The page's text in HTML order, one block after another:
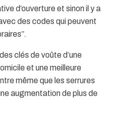
d’ouverture et sinon il y a
des codes qui peuvent
clés de voûte d’une
et une meilleure
même que les serrures
augmentation de plus de